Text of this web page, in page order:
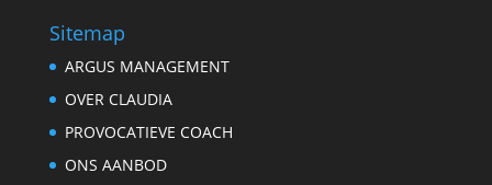
Sitemap
ARGUS MANAGEMENT
OVER CLAUDIA
PROVOCATIEVE COACH
ONS AANBOD